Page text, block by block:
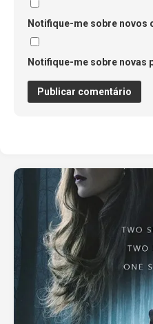
Notifique-me sobre novos
Notifique-me sobre novas